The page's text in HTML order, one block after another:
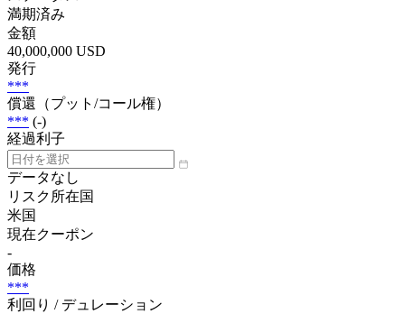
満期済み
金額
40,000,000 USD
発行
***
償還（プット/コール権）
*** (-)
経過利子
データなし
リスク所在国
米国
現在クーポン
-
価格
***
利回り / デュレーション